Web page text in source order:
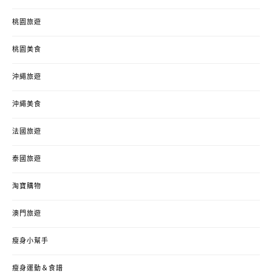
桃園旅遊
桃園美食
沖繩旅遊
沖繩美食
法國旅遊
泰國旅遊
淘寶購物
澳門旅遊
瘦身小幫手
瘦身運動＆食譜